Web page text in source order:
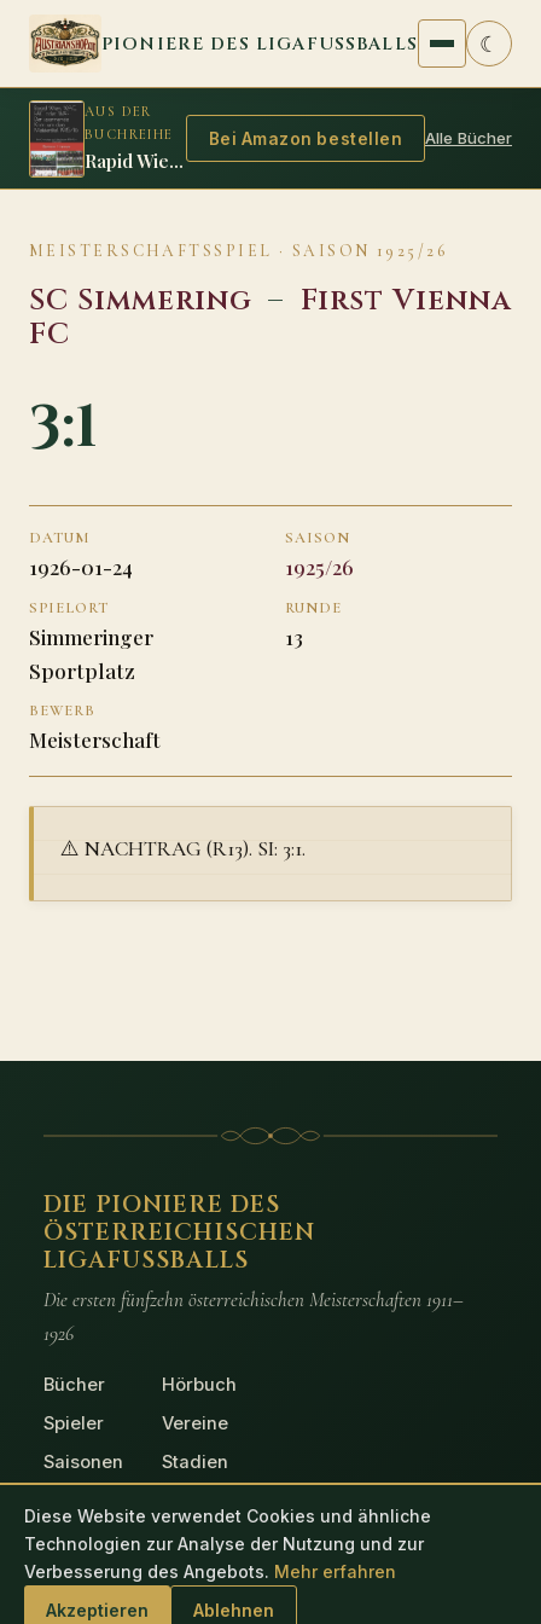
Zum Inhalt springen
PIONIERE DES LIGAFUSSBALLS ☾
AUS DER
BUCHREIHE
Rapid Wien, WAC, FAC oder WAF: Der spannende Krimi um den Meistertitel 1915/16
Bei Amazon bestellen Alle Bücher
MEISTERSCHAFTSSPIEL · SAISON 1925/26
SC Simmering – First Vienna
FC
3:1
DATUM
1926-01-24
SAISON
1925/26
SPIELORT
Simmeringer
Sportplatz
RUNDE
13
BEWERB
Meisterschaft
⚠️ NACHTRAG (R13). SI: 3:1.
DIE PIONIERE DES
ÖSTERREICHISCHEN
LIGAFUSSBALLS
Die ersten fünfzehn österreichischen Meisterschaften 1911–
1926
Bücher
Hörbuch
Spieler
Vereine
Saisonen
Stadien
© 2026 Die Pioniere des österreichischen Ligafussballs
Impressum
Diese Website verwendet Cookies und ähnliche
Technologien zur Analyse der Nutzung und zur
Verbesserung des Angebots. Mehr erfahren
Akzeptieren
Ablehnen